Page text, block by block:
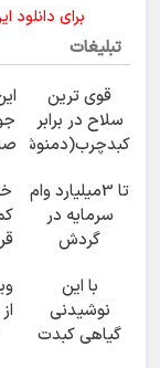
برای دانلود
تبلیغات
قوی ترین
سلاح در برابر
کبدچرب(دمنوش
گیاهی55%تخفیف)تا 3میلیارد وام
سرمایه در
گردش
فروشگاهت رو
ثبت کن
با این
نوشیدنی
گیاهی کبدت